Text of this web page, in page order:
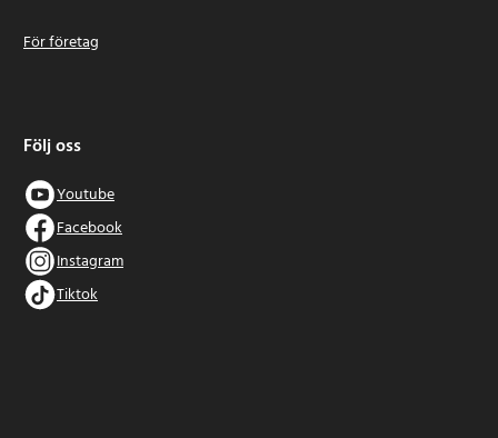
För företag
Följ oss
Youtube
Facebook
Instagram
Tiktok